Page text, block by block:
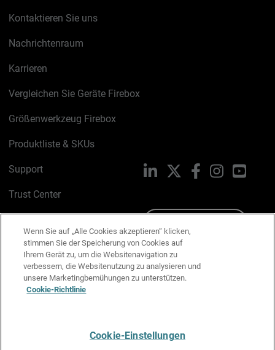
Kontaktieren Sie uns
Nachrichtenraum
Karrieren
Vergleichen Sie Geräte Firebox
Größenwerkzeug Firebox
Produktliste & SKUs
Support
Trust Center
Cookie-Richtlinie
Datenschutzrichtlinie
Media & Brand Kit
LinkedIn FacebookInstagram
Wenn Sie auf „Alle Cookies akzeptieren“ klicken,
stimmen Sie der Speicherung von Cookies auf
Ihrem Gerät zu, um die Websitenavigation zu
verbessern, die Websitenutzung zu analysieren und
unsere Marketingbemühungen zu unterstützen.
Cookie-Richtlinie
Cookie-Einstellungen